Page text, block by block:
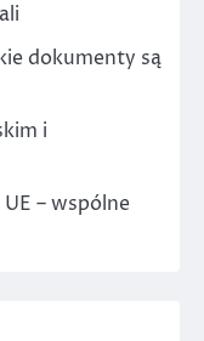
dokumenty są
i
– wspólne